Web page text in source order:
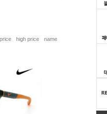
high price name